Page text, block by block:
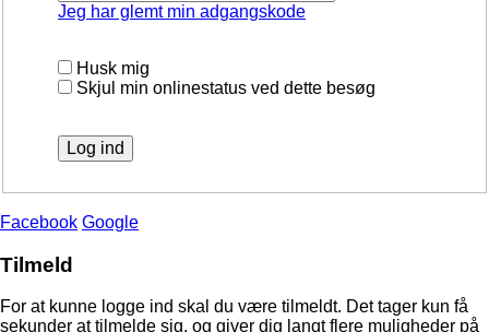
Jeg har glemt min adgangskode
Husk mig
Skjul min onlinestatus ved dette besøg
Facebook Google
Tilmeld
For at kunne logge ind skal du være tilmeldt. Det tager kun få
sekunder at tilmelde sig, og giver dig langt flere muligheder på